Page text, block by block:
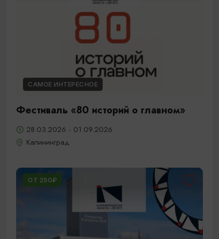
САМОЕ ИНТЕРЕСНОЕ
Фестиваль «80 историй о главном»
28.03.2026 - 01.09.2026
Калининград
ОТ 250₽